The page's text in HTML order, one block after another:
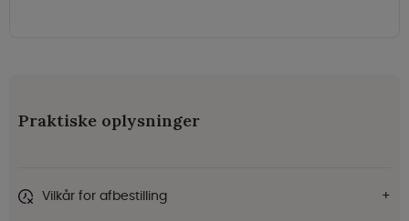
Praktiske oplysninger
Vilkår for afbestilling